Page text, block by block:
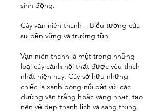
sinh động.
Cây vạn niên thanh – Biểu tượng của
sự bền vững và trường tồn
Vạn niên thanh là một trong những
loại cây cảnh nội thất được yêu thích
nhất hiện nay. Cây sở hữu những
chiếc lá xanh bóng nổi bật với các
đường vân trắng hoặc vàng nhạt, tạo
nên vẻ đẹp thanh lịch và sang trọng.